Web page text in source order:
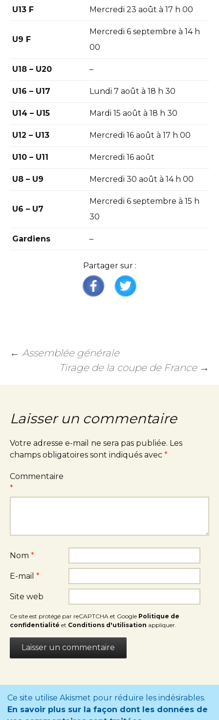
U13 F Mercredi 23 août à 17 h 00
U9 F
Mercredi 6 septembre à 14 h
00
U18 – U20 –
U16 – U17 Lundi 7 août à 18 h 30
U14 – U15 Mardi 15 août à 18 h 30
U12 – U13 Mercredi 16 août à 17 h 00
U10 – U11 Mercredi 16 août
U8 – U9 Mercredi 30 août à 14 h 00
U6 – U7
Mercredi 6 septembre à 15 h
30
Gardiens –
Partager sur :
← Assemblée générale
Tirage de la coupe de France →
Laisser un commentaire
Votre adresse e-mail ne sera pas publiée. Les
champs obligatoires sont indiqués avec *
Commentaire
*
Nom *
E-mail *
Site web
Ce site est protégé par reCAPTCHA et Google Politique de
confidentialité et Conditions d'utilisation appliquer.
Ce site utilise Akismet pour réduire les indésirables.
En savoir plus sur la façon dont les données de